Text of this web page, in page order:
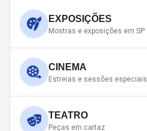
EXPOSIÇÕES
Mostras e exposições em SP
CINEMA
Estreias e sessões especiais
TEATRO
Peças em cartaz